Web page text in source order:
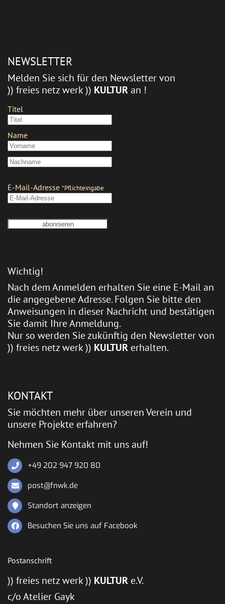
NEWSLETTER
Melden Sie sich für den Newsletter von
)) freies netz werk )) KULTURan !
Wichtig!
Nach dem Anmelden erhalten Sie eine E-Mail an
die angegebene Adresse. Folgen Sie bitte den
Anweisungen in dieser Nachricht und bestätigen
Sie damit Ihre Anmeldung.
Nur so werden Sie zukünftig den Newsletter von
)) freies netz werk )) KULTUR erhalten.
KONTAKT
Sie möchten mehr über unseren Verein und
unsere Projekte erfahren?
Nehmen Sie Kontakt mit uns auf!
+49 202 947 920 80
post@fnwk.de
Standort anzeigen
Besuchen Sie uns auf Facebook
Postanschrift
)) freies netz werk )) KULTUR e.V.
c/o Atelier Gayk